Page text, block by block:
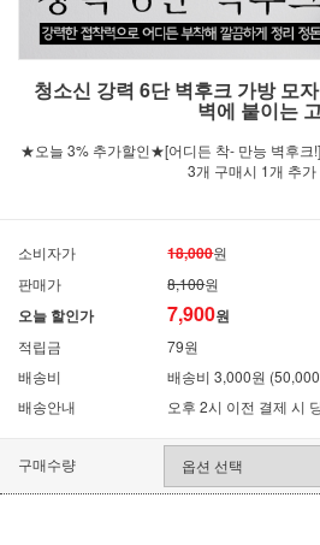
청소신 강력 6단 벽후크 가방 모
벽에 붙이는
★오늘 3% 추가할인★[어디든 착- 만능 벽후크
3개 구매시 1개 추가
소비자가 18,000원
판매가
8,100원
오늘 할인가 7,900원
적립금
79원
배송비
배송비 3,000원
배송안내
오후 2시 이전 결제 시
구매수량